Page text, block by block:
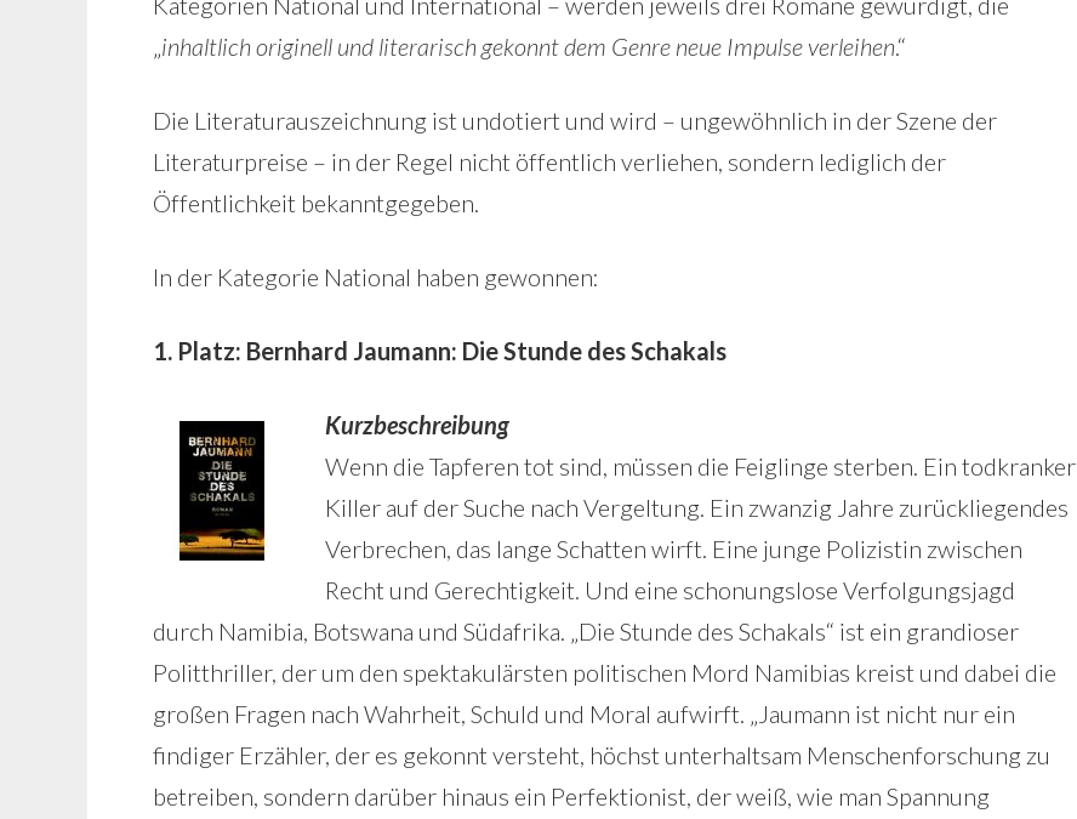
„inhaltlich originell und literarisch gekonnt dem Genre neue Impulse verleihen.“
Die Literaturauszeichnung ist undotiert und wird – ungewöhnlich in der Szene der
Literaturpreise – in der Regel nicht öffentlich verliehen, sondern lediglich der
Öffentlichkeit bekanntgegeben.
In der Kategorie National haben gewonnen:
1. Platz: Bernhard Jaumann: Die Stunde des Schakals
Kurzbeschreibung
Wenn die Tapferen tot sind, müssen die Feiglinge sterben. Ein todkranker
Killer auf der Suche nach Vergeltung. Ein zwanzig Jahre zurückliegendes
Verbrechen, das lange Schatten wirft. Eine junge Polizistin zwischen
Recht und Gerechtigkeit. Und eine schonungslose Verfolgungsjagd
durch Namibia, Botswana und Südafrika. „Die Stunde des Schakals“ ist ein grandioser
Politthriller, der um den spektakulärsten politischen Mord Namibias kreist und dabei die
großen Fragen nach Wahrheit, Schuld und Moral aufwirft. „Jaumann ist nicht nur ein
findiger Erzähler, der es gekonnt versteht, höchst unterhaltsam Menschenforschung zu
betreiben, sondern darüber hinaus ein Perfektionist, der weiß, wie man Spannung